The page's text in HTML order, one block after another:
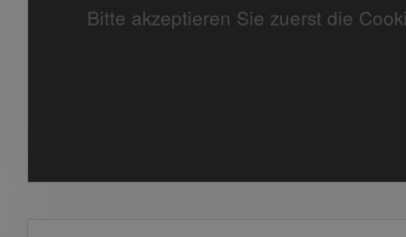
Bitte akzeptieren Sie zuerst die